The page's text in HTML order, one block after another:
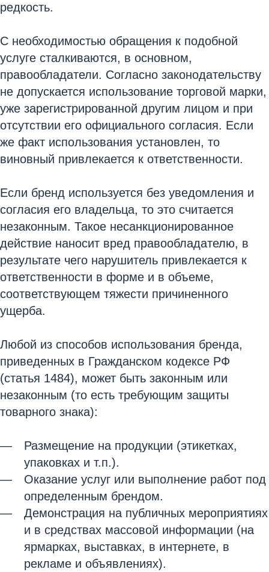
редкость.
С необходимостью обращения к подобной
услуге сталкиваются, в основном,
правообладатели. Согласно законодательству
не допускается использование торговой марки,
уже зарегистрированной другим лицом и при
отсутствии его официального согласия. Если
же факт использования установлен, то
виновный привлекается к ответственности.
Если бренд используется без уведомления и
согласия его владельца, то это считается
незаконным. Такое несанкционированное
действие наносит вред правообладателю, в
результате чего нарушитель привлекается к
ответственности в форме и в объеме,
соответствующем тяжести причиненного
ущерба.
Любой из способов использования бренда,
приведенных в Гражданском кодексе РФ
(статья 1484), может быть законным или
незаконным (то есть требующим защиты
товарного знака):
Размещение на продукции (этикетках,
упаковках и т.п.).
Оказание услуг или выполнение работ под
определенным брендом.
Демонстрация на публичных мероприятиях
и в средствах массовой информации (на
ярмарках, выставках, в интернете, в
рекламе и объявлениях).